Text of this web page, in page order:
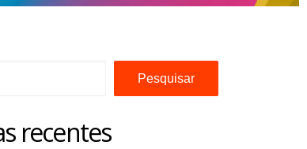
Pesquisar
recentes